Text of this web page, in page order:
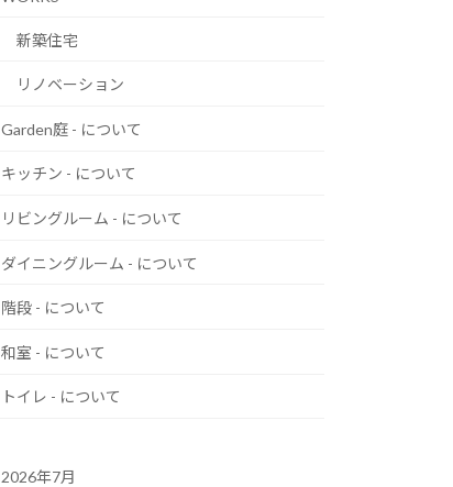
新築住宅
リノベーション
Garden庭 - について
キッチン - について
リビングルーム - について
ダイニングルーム - について
階段 - について
和室 - について
トイレ - について
2026年7月